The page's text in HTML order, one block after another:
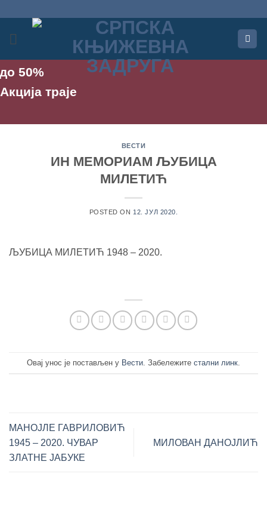
садржај
50%
траје
ВЕСТИ
ИН МЕМОРИАМ ЉУБИЦА
МИЛЕТИЋ
POSTED ON 12. ЈУЛ 2020.
ЉУБИЦА МИЛЕТИЋ 1948 – 2020.
Овај унос је постављен у Вести . Забележите стални линк
МАНОЈЛЕ ГАВРИЛОВИЋ
1945 – 2020. ЧУВАР
ЗЛАТНЕ ЈАБУКЕ
МИЛОВАН ДАНОЈЛИЋ